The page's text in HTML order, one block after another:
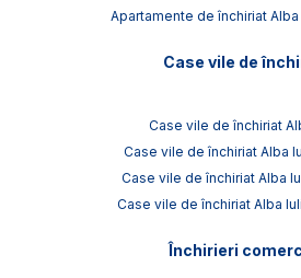
Apartamente de închiriat Alba
Case vile de
Case vile de închiriat
Case vile de închiriat Alba
Case vile de închiriat Alba
Case vile de închiriat Alba
Închirieri